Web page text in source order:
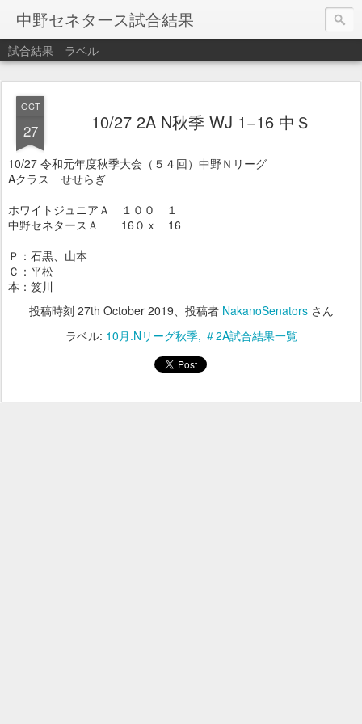
中野セネタース試合結果
試合結果 ラベル
OCT
27 10/27 2A N秋季 WJ 1−16 中Ｓ
10/27 令和元年度秋季大会（５４回）中野Ｎリーグ
Aクラス せせらぎ
ホワイトジュニアＡ １００ １
中野セネタースＡ 16０ｘ 16
Ｐ：石黒、山本
Ｃ：平松
本：笈川
投稿時刻 27th October 2019、投稿者 NakanoSenatorsさん
ラベル: 10月.Nリーグ秋季 ＃2A試合結果一覧